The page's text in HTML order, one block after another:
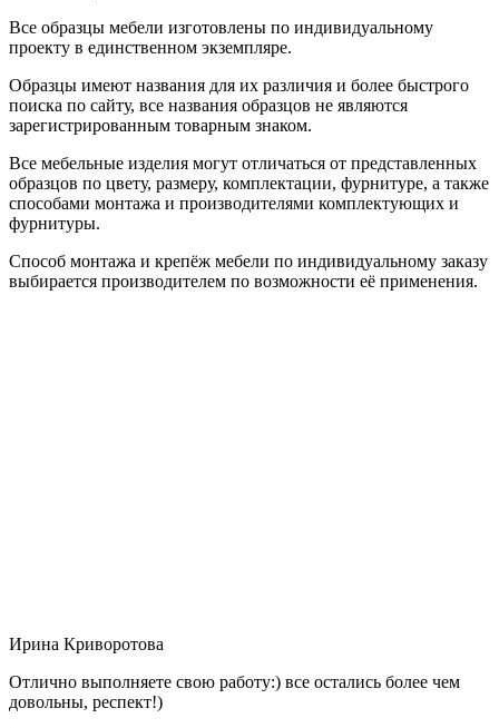
Все образцы мебели изготовлены по индивидуальному
проекту в единственном экземпляре.
Образцы имеют названия для их различия и более быстрого
поиска по сайту, все названия образцов не являются
зарегистрированным товарным знаком.
Все мебельные изделия могут отличаться от представленных
образцов по цвету, размеру, комплектации, фурнитуре, а также
способами монтажа и производителями комплектующих и
фурнитуры.
Способ монтажа и крепёж мебели по индивидуальному заказу
выбирается производителем по возможности её применения.
Ирина Криворотова
Отлично выполняете свою работу:) все остались более чем
довольны, респект!)